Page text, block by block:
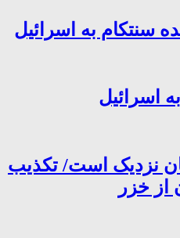
سنتکام به اسرائیل
اسرائیل
نزدیک است/ تکذیب